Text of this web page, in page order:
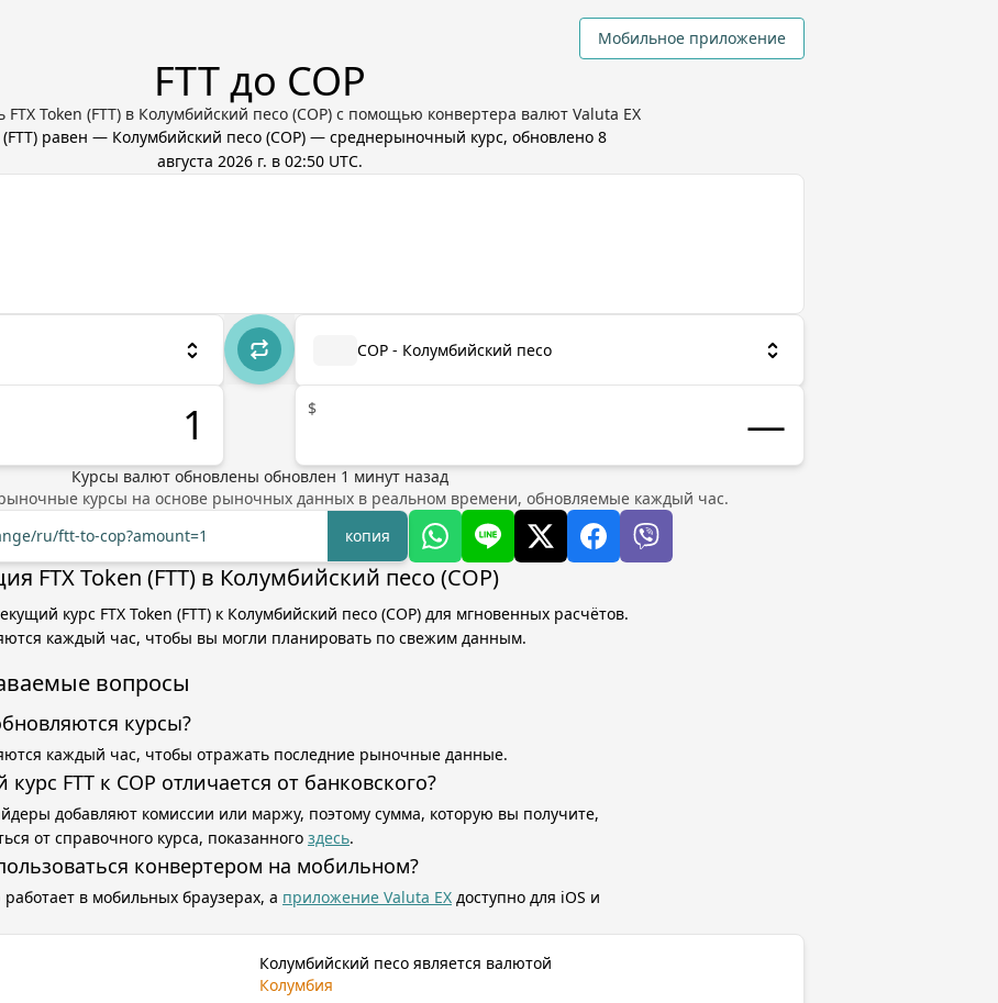
Мобильное приложение
FTT до COP
FTX Token (FTT) в Колумбийский песо (COP) с помощью конвертера валют Valuta EX
(FTT) равен — Колумбийский песо(COP) — среднерыночный курс, обновлено 8
августа 2026 г. в 02:50 UTC.
COP - Колумбийский песо
$
Курсы валют обновлены обновлен 1 минут назад
курсы на основе рыночных данных в реальном времени, обновляемые каждый час.
ru/ftt-to-cop?amount=1
копия
FTX Token (FTT) в Колумбийский песо (COP)
курс FTX Token (FTT) к Колумбийский песо (COP) для мгновенных расчётов.
каждый час, чтобы вы могли планировать по свежим данным.
вопросы
курсы?
каждый час, чтобы отражать последние рыночные данные.
FTT к COP отличается от банковского?
добавляют комиссии или маржу, поэтому сумма, которую вы получите,
от справочного курса, показанного здесь.
конвертером на мобильном?
в мобильных браузерах, а приложение Valuta EX доступно для iOS и
Колумбийский песо является валютой
Колумбия